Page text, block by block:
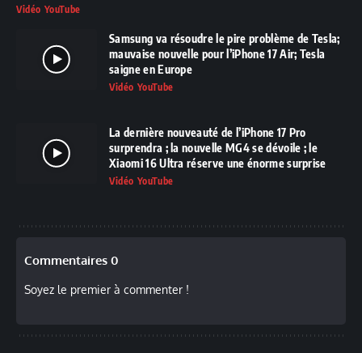
Vidéo YouTube
Samsung va résoudre le pire problème de Tesla;
mauvaise nouvelle pour l’iPhone 17 Air; Tesla
saigne en Europe
Vidéo YouTube
La dernière nouveauté de l’iPhone 17 Pro
surprendra ; la nouvelle MG4 se dévoile ; le
Xiaomi 16 Ultra réserve une énorme surprise
Vidéo YouTube
Commentaires 0
Soyez le premier à commenter !